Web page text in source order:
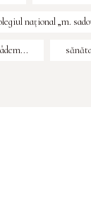
naţional „m.